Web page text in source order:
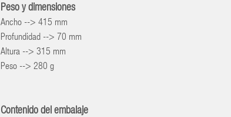
Peso y dimensiones
Ancho --> 415 mm
Profundidad --> 70 mm
Altura --> 315 mm
Peso --> 280 g
Contenido del embalaje